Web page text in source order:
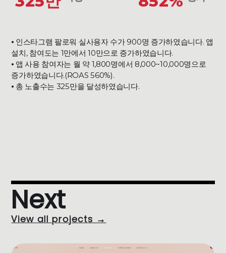
⦁ 인스타그램 팔로워 실사용자 수가 900명 증가하였습니다. 앱
설치, 참여도는 1만에서 10만으로 증가하였습니다.
⦁ 앱 사용 참여자는 월 약 1,800명에서 8,000~10,000명으로
증가하였습니다.(ROAS 560%).
⦁ 총 노출수는 325만을 달성하였습니다.
Next
View all projects →